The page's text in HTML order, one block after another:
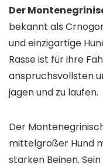
Der
bekannt als
und einzigartige
Rasse ist für ihre
anspruchsvollsten
jagen und zu laufen.
Der
mittelgroßer Hund
starken Beinen.